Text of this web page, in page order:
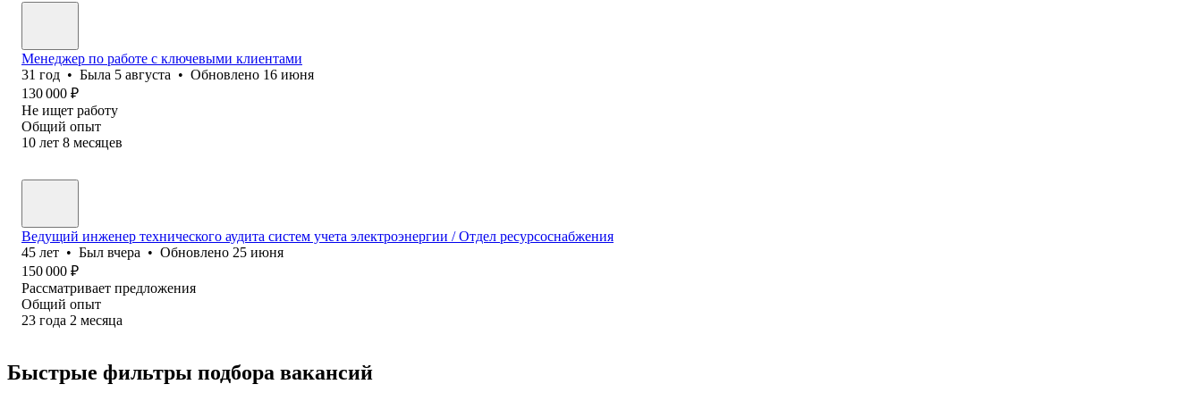
Менеджер по работе с ключевыми клиентами
31 год • Была 5 августа • Обновлено 16 июня
130 000 ₽
Не ищет работу
Общий опыт
10 лет 8 месяцев
Ведущий инженер технического аудита систем учета электроэнергии / Отдел ресурсоснабжения
45 лет • Был вчера • Обновлено 25 июня
150 000 ₽
Рассматривает предложения
Общий опыт
23 года 2 месяца
Быстрые фильтры подбора вакансий